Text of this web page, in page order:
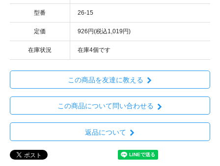
型番 26-15
定価 926円(税込1,019円)
在庫状況 在庫4個です
この商品を友達に教える
この商品について問い合わせる
返品について